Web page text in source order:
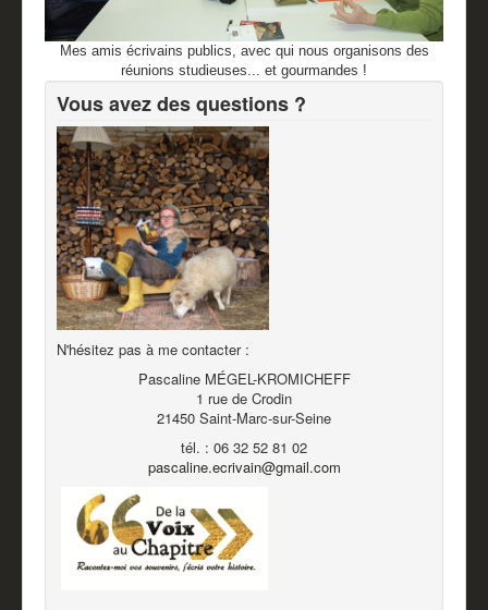
Mes amis écrivains publics, avec qui nous organisons des
réunions studieuses... et gourmandes !
Vous avez des questions ?
N'hésitez pas à me contacter :
Pascaline MÉGEL-KROMICHEFF
1 rue de Crodin
21450 Saint-Marc-sur-Seine
tél. : 06 32 52 81 02
pascaline.ecrivain@gmail.com